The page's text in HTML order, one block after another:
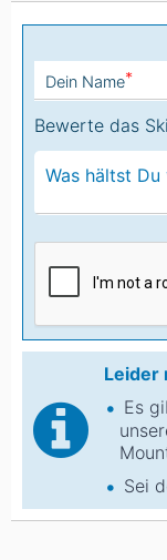
Dein Name*
Bewerte das
Leider
Es
Sei